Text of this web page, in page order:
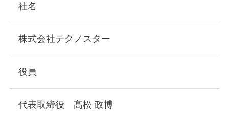
社名
株式会社テクノスター
役員
代表取締役 髙松 政博